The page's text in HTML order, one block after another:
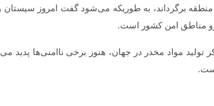
منطقه برگرداند، به طوری­که می­‌شود گفت امروز سیستان
مناطق امن کشور است.